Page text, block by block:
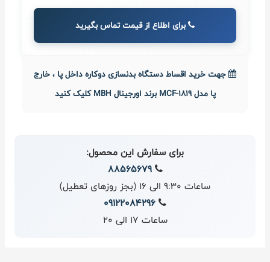
برای اطلاع از قیمت تماس بگیرید
جهت خرید اقساط دستگاه بدنسازی دوکاره داخل پا ، خارج
پا مدل MCF-1819 برند اورجینال MBH کلیک کنید
برای سفارش این محصول:
88565679
ساعات 9:30 الی 16 (بجز روزهای تعطیل)
09122084296
ساعات 17 الی 20